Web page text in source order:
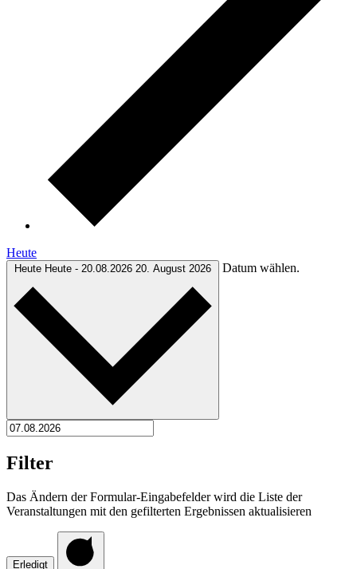
Heute
Heute Heute - 20.08.2026 20. August 2026 Datum wählen.
Filter
Das Ändern der Formular-Eingabefelder wird die Liste der
Veranstaltungen mit den gefilterten Ergebnissen aktualisieren
Erledigt